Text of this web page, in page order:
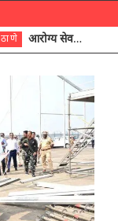
ठाणे आरोग्य सेवक (पुरुष) पदावरून ११ कर्मचाऱ्यांना आरोग्य सहाय्यक (पुरुष) पदावर पदोन्नती; मुख्य कार्यकारी अधिकारी रणजित यादव यांच्या हस्ते आदेश वितरण